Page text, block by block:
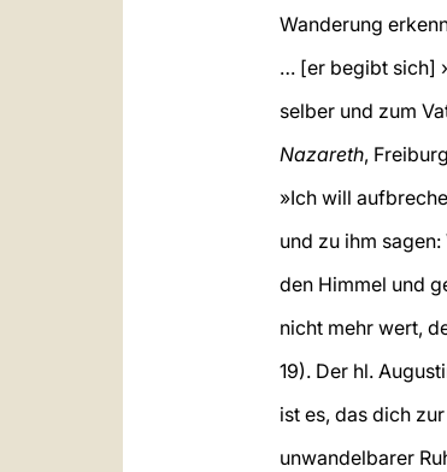
Wanderung
… [er begibt sich]
selber und zum
Nazareth,
»Ich will
und zu ihm
den Himmel und
nicht mehr wert,
19). Der hl.
ist es, das dich
unwandelbarer